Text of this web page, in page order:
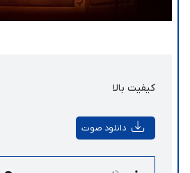
کیفیت بالا
دانلود صوت